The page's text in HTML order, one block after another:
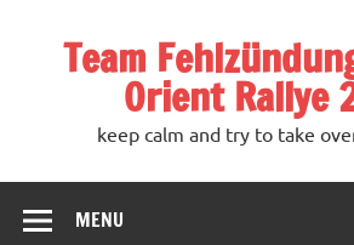
Team
Orient Rallye
keep calm and try to take
MENU